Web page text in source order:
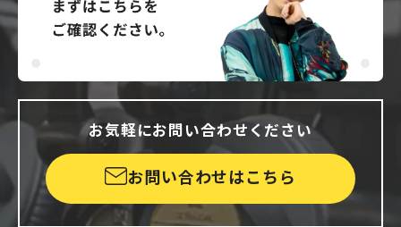
お気軽にお問い合わせください
お問い合わせはこちら